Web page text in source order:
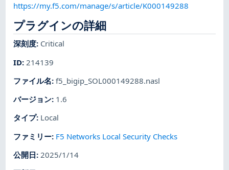
https://my.f5.com/manage/s/article/K000149288
プラグインの詳細
深刻度: Critical
ID: 214139
ファイル名:f5_bigip_SOL000149288.nasl
バージョン: 1.6
タイプ: Local
ファミリー: F5 Networks Local Security Checks
公開日:2025/1/14